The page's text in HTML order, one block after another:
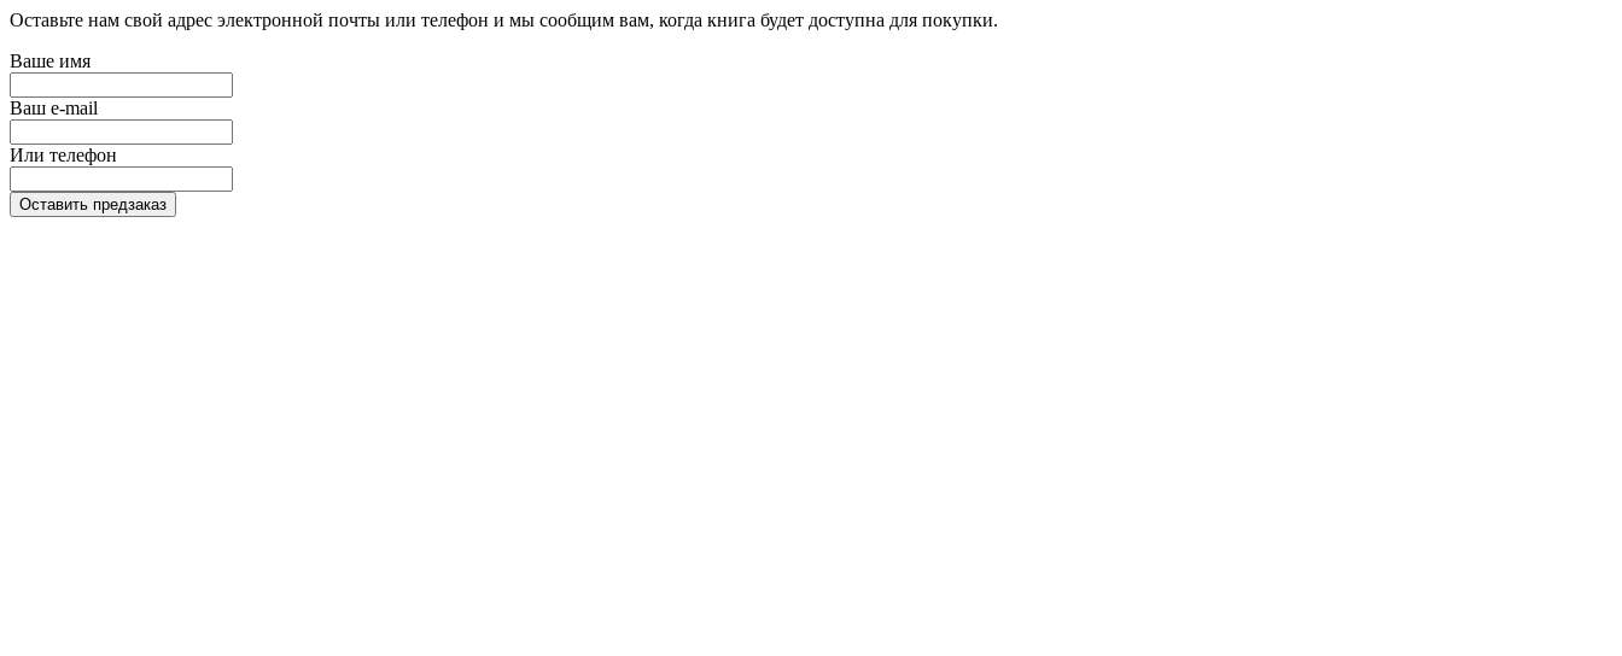
Оставьте нам свой адрес электронной почты или телефон и мы сообщим вам, когда книга будет доступна для покупки.
Ваше имя
Ваш e-mail
Или телефон